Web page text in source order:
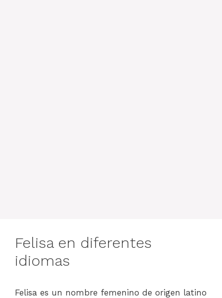
Felisa en diferentes
idiomas
Felisa es un nombre femenino de origen latino